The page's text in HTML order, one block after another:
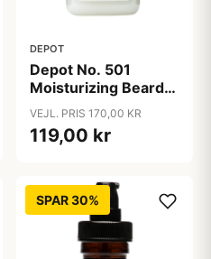
DEPOT
Depot No. 501
Moisturizing Beard
Shampoo (250 ml)
VEJL. PRIS 170,00 KR
119,00 kr
SPAR 30%